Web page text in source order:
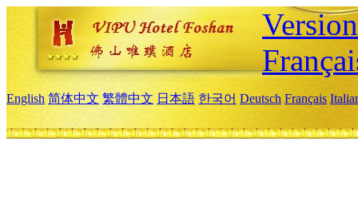
English 简体中文 繁體中文 日本語 한국어 Deutsch Français